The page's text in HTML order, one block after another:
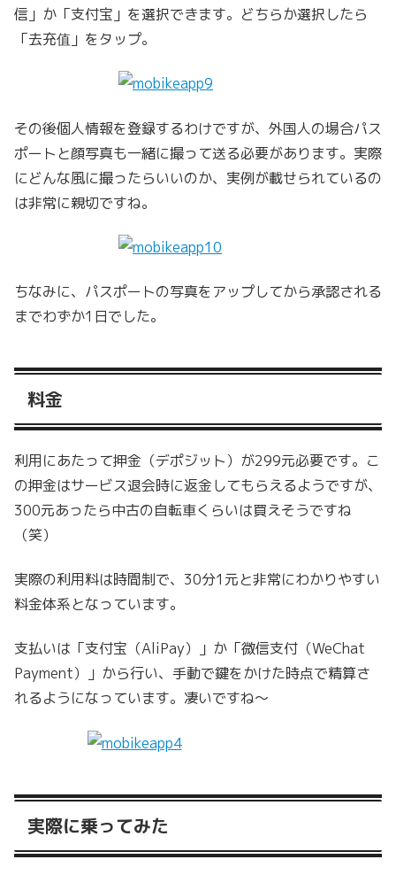
信」か「支付宝」を選択できます。どちらか選択したら
「去充值」をタップ。
その後個人情報を登録するわけですが、外国人の場合パス
ポートと顔写真も一緒に撮って送る必要があります。実際
にどんな風に撮ったらいいのか、実例が載せられているの
は非常に親切ですね。
ちなみに、パスポートの写真をアップしてから承認される
までわずか1日でした。
料金
利用にあたって押金（デポジット）が299元必要です。こ
の押金はサービス退会時に返金してもらえるようですが、
300元あったら中古の自転車くらいは買えそうですね
（笑）
実際の利用料は時間制で、30分1元と非常にわかりやすい
料金体系となっています。
支払いは「支付宝（AliPay）」か「微信支付（WeChat
Payment）」から行い、手動で鍵をかけた時点で精算さ
れるようになっています。凄いですね〜
実際に乗ってみた